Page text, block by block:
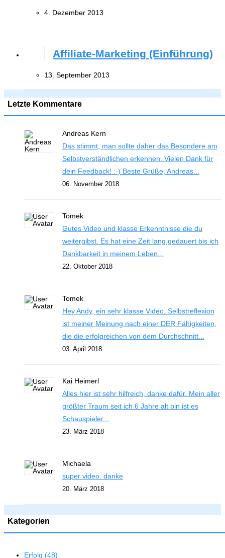
4. Dezember 2013
Affiliate-Marketing (Einführung)
13. September 2013
Letzte Kommentare
Andreas Kern
Das stimmt, man sollte daher das Besondere am
Selbstverständlichen erkennen. Vielen Dank für
dein Feedback! :-) Beste Grüße, Andreas...
06. November 2018
Tomek
Gutes Video und klasse Erkenntnisse die du
weitergibst. Es hat eine Zeit lang gedauert bis ich
Dankbarkeit in meinem Leben...
22. Oktober 2018
Tomek
Hey Andy, ein sehr klasse Video. Selbstreflexion
ist meiner Meinung nach einer DER Fähigkeiten,
die die erfolgreichen von dem Durchschnitt...
03. April 2018
Kai Heimerl
Alles hier ist sehr hilfreich, danke dafür. Mein aller
größter Traum seit ich 6 Jahre alt bin ist es
Schauspieler...
23. März 2018
Michaela
super video. danke
20. März 2018
Kategorien
Erfolg (48)